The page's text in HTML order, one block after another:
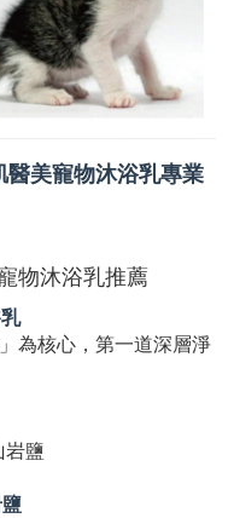
美寵物沐浴乳專業
物沐浴乳推薦
為核心，第一道深層淨
岩鹽